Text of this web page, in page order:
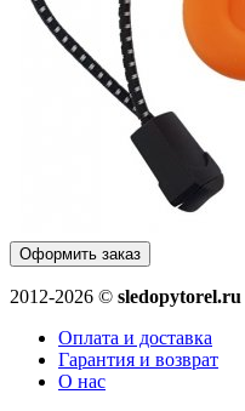
Оформить заказ
2012-2026 © sledopytorel.ru
Оплата и доставка
Гарантия и возврат
О нас